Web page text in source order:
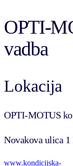
OPTI-
vadba
Lokacija
OPTI-MOTUS
Novakova ulica
www.kondicijska-